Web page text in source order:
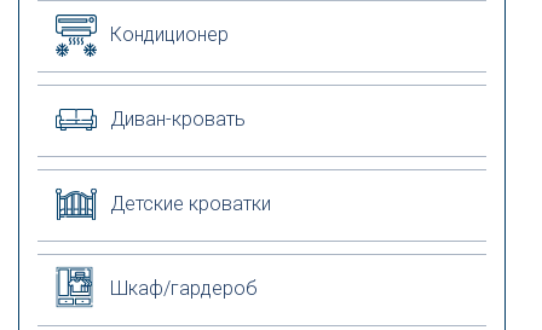
Кондиционер
Диван-кровать
Детские кроватки
Шкаф/гардероб